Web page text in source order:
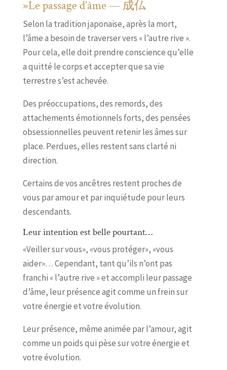
»Le passage d’âme — 成仏
Selon la tradition japonaise, après la mort,
l’âme a besoin de traverser vers « l’autre rive ».
Pour cela, elle doit prendre conscience qu’elle
a quitté le corps et accepter que sa vie
terrestre s’est achevée.
Des préoccupations, des remords, des
attachements émotionnels forts, des pensées
obsessionnelles peuvent retenir les âmes sur
place. Perdues, elles restent sans clarté ni
direction.
Certains de vos ancêtres restent proches de
vous par amour et par inquiétude pour leurs
descendants.
Leur intention est belle pourtant…
«Veiller sur vous», «vous protéger», «vous
aider»… Cependant, tant qu’ils n’ont pas
franchi « l’autre rive » et accompli leur passage
d’âme, leur présence agit comme un frein sur
votre énergie et votre évolution.
Leur présence, même animée par l’amour, agit
comme un poids qui pèse sur votre énergie et
votre évolution.